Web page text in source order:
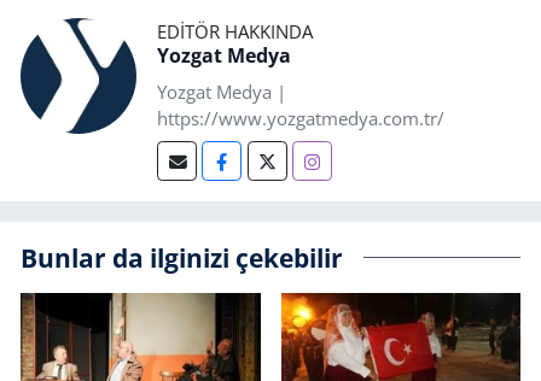
EDITÖR HAKKINDA
Yozgat Medya
Yozgat Medya |
https://www.yozgatmedya.com.tr/
Bunlar da ilginizi çekebilir